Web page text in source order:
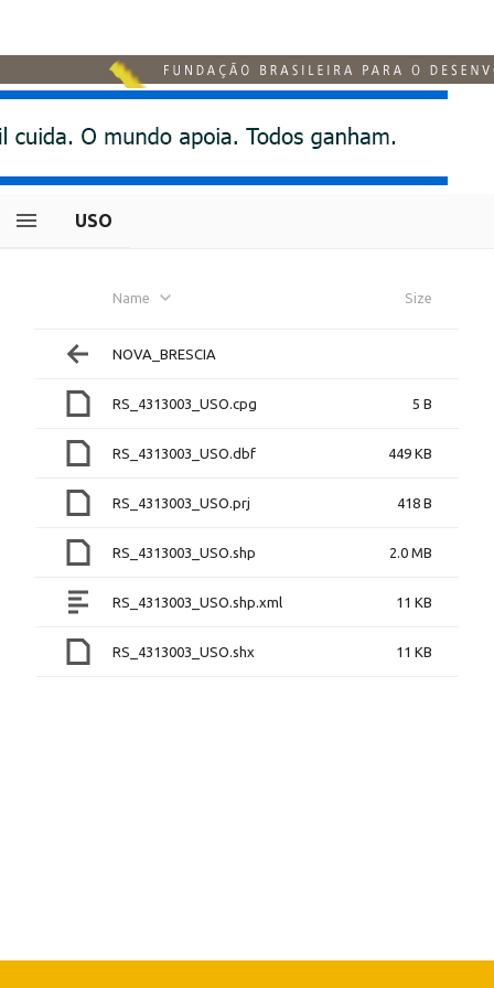
USO
Name Size
NOVA_BRESCIA
RS_4313003_USO.cpg 5 B
RS_4313003_USO.dbf 449 KB
RS_4313003_USO.prj 418 B
RS_4313003_USO.shp 2.0 MB
RS_4313003_USO.shp.xml 11 KB
RS_4313003_USO.shx 11 KB